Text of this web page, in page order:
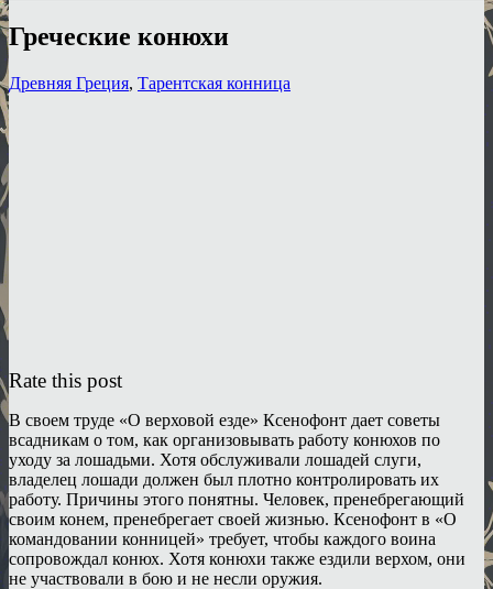
Греческие конюхи
Древняя Греция, Тарентская конница
Rate this post
В своем труде «О верховой езде» Ксенофонт дает советы
всадникам о том, как организовывать работу конюхов по
уходу за лошадьми. Хотя обслуживали лошадей слуги,
владелец лошади должен был плотно контролировать их
работу. Причины этого понятны. Человек, пренебрегающий
своим конем, пренебрегает своей жизнью. Ксенофонт в «О
командовании конницей» требует, чтобы каждого воина
сопровождал конюх. Хотя конюхи также ездили верхом, они
не участвовали в бою и не несли оружия.